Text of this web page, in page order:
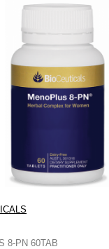
8-PN 60TAB